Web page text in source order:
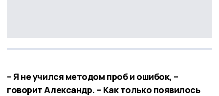
– Я не учился методом проб и ошибок, –
говорит Александр. – Как только появилось